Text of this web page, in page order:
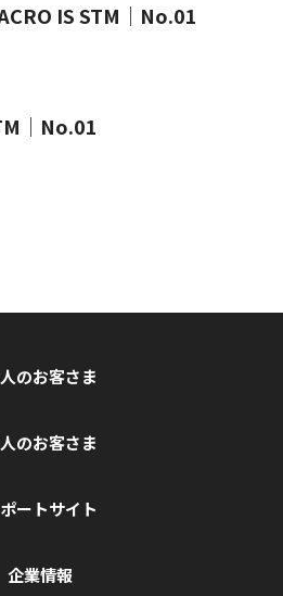
IS STM｜No.01
｜No.01
のお客さま
のお客さま
ートサイト
企業情報